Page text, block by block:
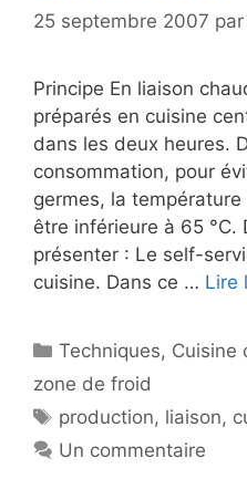
25 septembre 2007 par
Principe En liaison
préparés en cuisine
dans les deux heures.
consommation, pour
germes, la
être inférieure à 65 °C.
présenter : Le self-
cuisine. Dans ce … Lire
Catégories
Techniques, Cuisine
zone de froid
Étiquettes
production, liaison,
Un commentaire